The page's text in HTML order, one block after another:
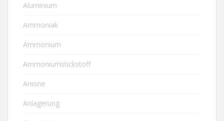
Aluminium
Ammoniak
Ammonium
Ammoniumstickstoff
Anione
Anlagerung